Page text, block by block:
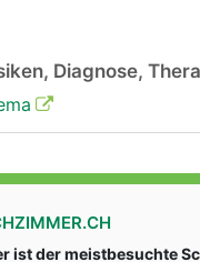
Diagnose,
ist der meistbesuchte